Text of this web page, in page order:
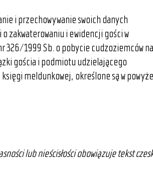
i przechowywanie swoich danych
zakwaterowaniu i ewidencji gości w
326/1999 Sb. o pobycie cudzoziemców na
gościa i podmiotu udzielającego
meldunkowej, określone są w
lub nieścisłości obowiązuje tekst